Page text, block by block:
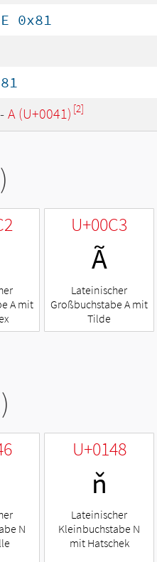
0x81
- A (U+0041) [2]
A mit
U+00C3
Ã
Lateinischer
Großbuchstabe A mit
Tilde
N
U+0148
ň
Lateinischer
Kleinbuchstabe N
mit Hatschek